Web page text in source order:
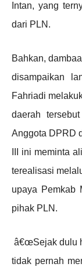
Intan, yang
dari PLN.
Bahkan,
disampaikan
Fahriadi
daerah
Anggota DPRD
III ini meminta
terealisasi
upaya Pemkab
pihak PLN.
â€œSejak dulu
tidak pernah